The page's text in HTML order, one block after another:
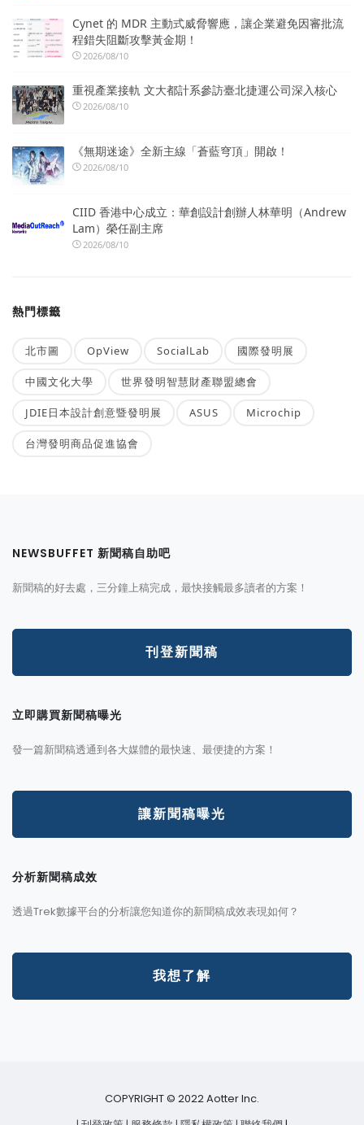
Cynet 的 MDR 主動式威脅響應，讓企業避免因審批流
程錯失阻斷攻擊黃金期！
2026/08/10
重視產業接軌 文大都計系參訪臺北捷運公司深入核心
2026/08/10
《無期迷途》全新主線「蒼藍穹頂」開啟！
2026/08/10
CIID 香港中心成立：華創設計創辦人林華明（Andrew
Lam）榮任副主席
2026/08/10
熱門標籤
北市圖 OpView SocialLab 國際發明展
中國文化大學 世界發明智慧財產聯盟總會
JDIE日本設計創意暨發明展 ASUS Microchip
台灣發明商品促進協會
NEWSBUFFET 新聞稿自助吧
新聞稿的好去處，三分鐘上稿完成，最快接觸最多讀者的方案！
刊登新聞稿
立即購買新聞稿曝光
發一篇新聞稿透通到各大媒體的最快速、最便捷的方案！
讓新聞稿曝光
分析新聞稿成效
透過Trek數據平台的分析讓您知道你的新聞稿成效表現如何？
我想了解
COPYRIGHT © 2022 Aotter Inc.